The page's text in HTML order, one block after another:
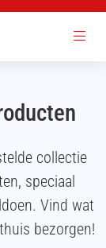
collectie
speciaal
Vind wat
bezorgen!